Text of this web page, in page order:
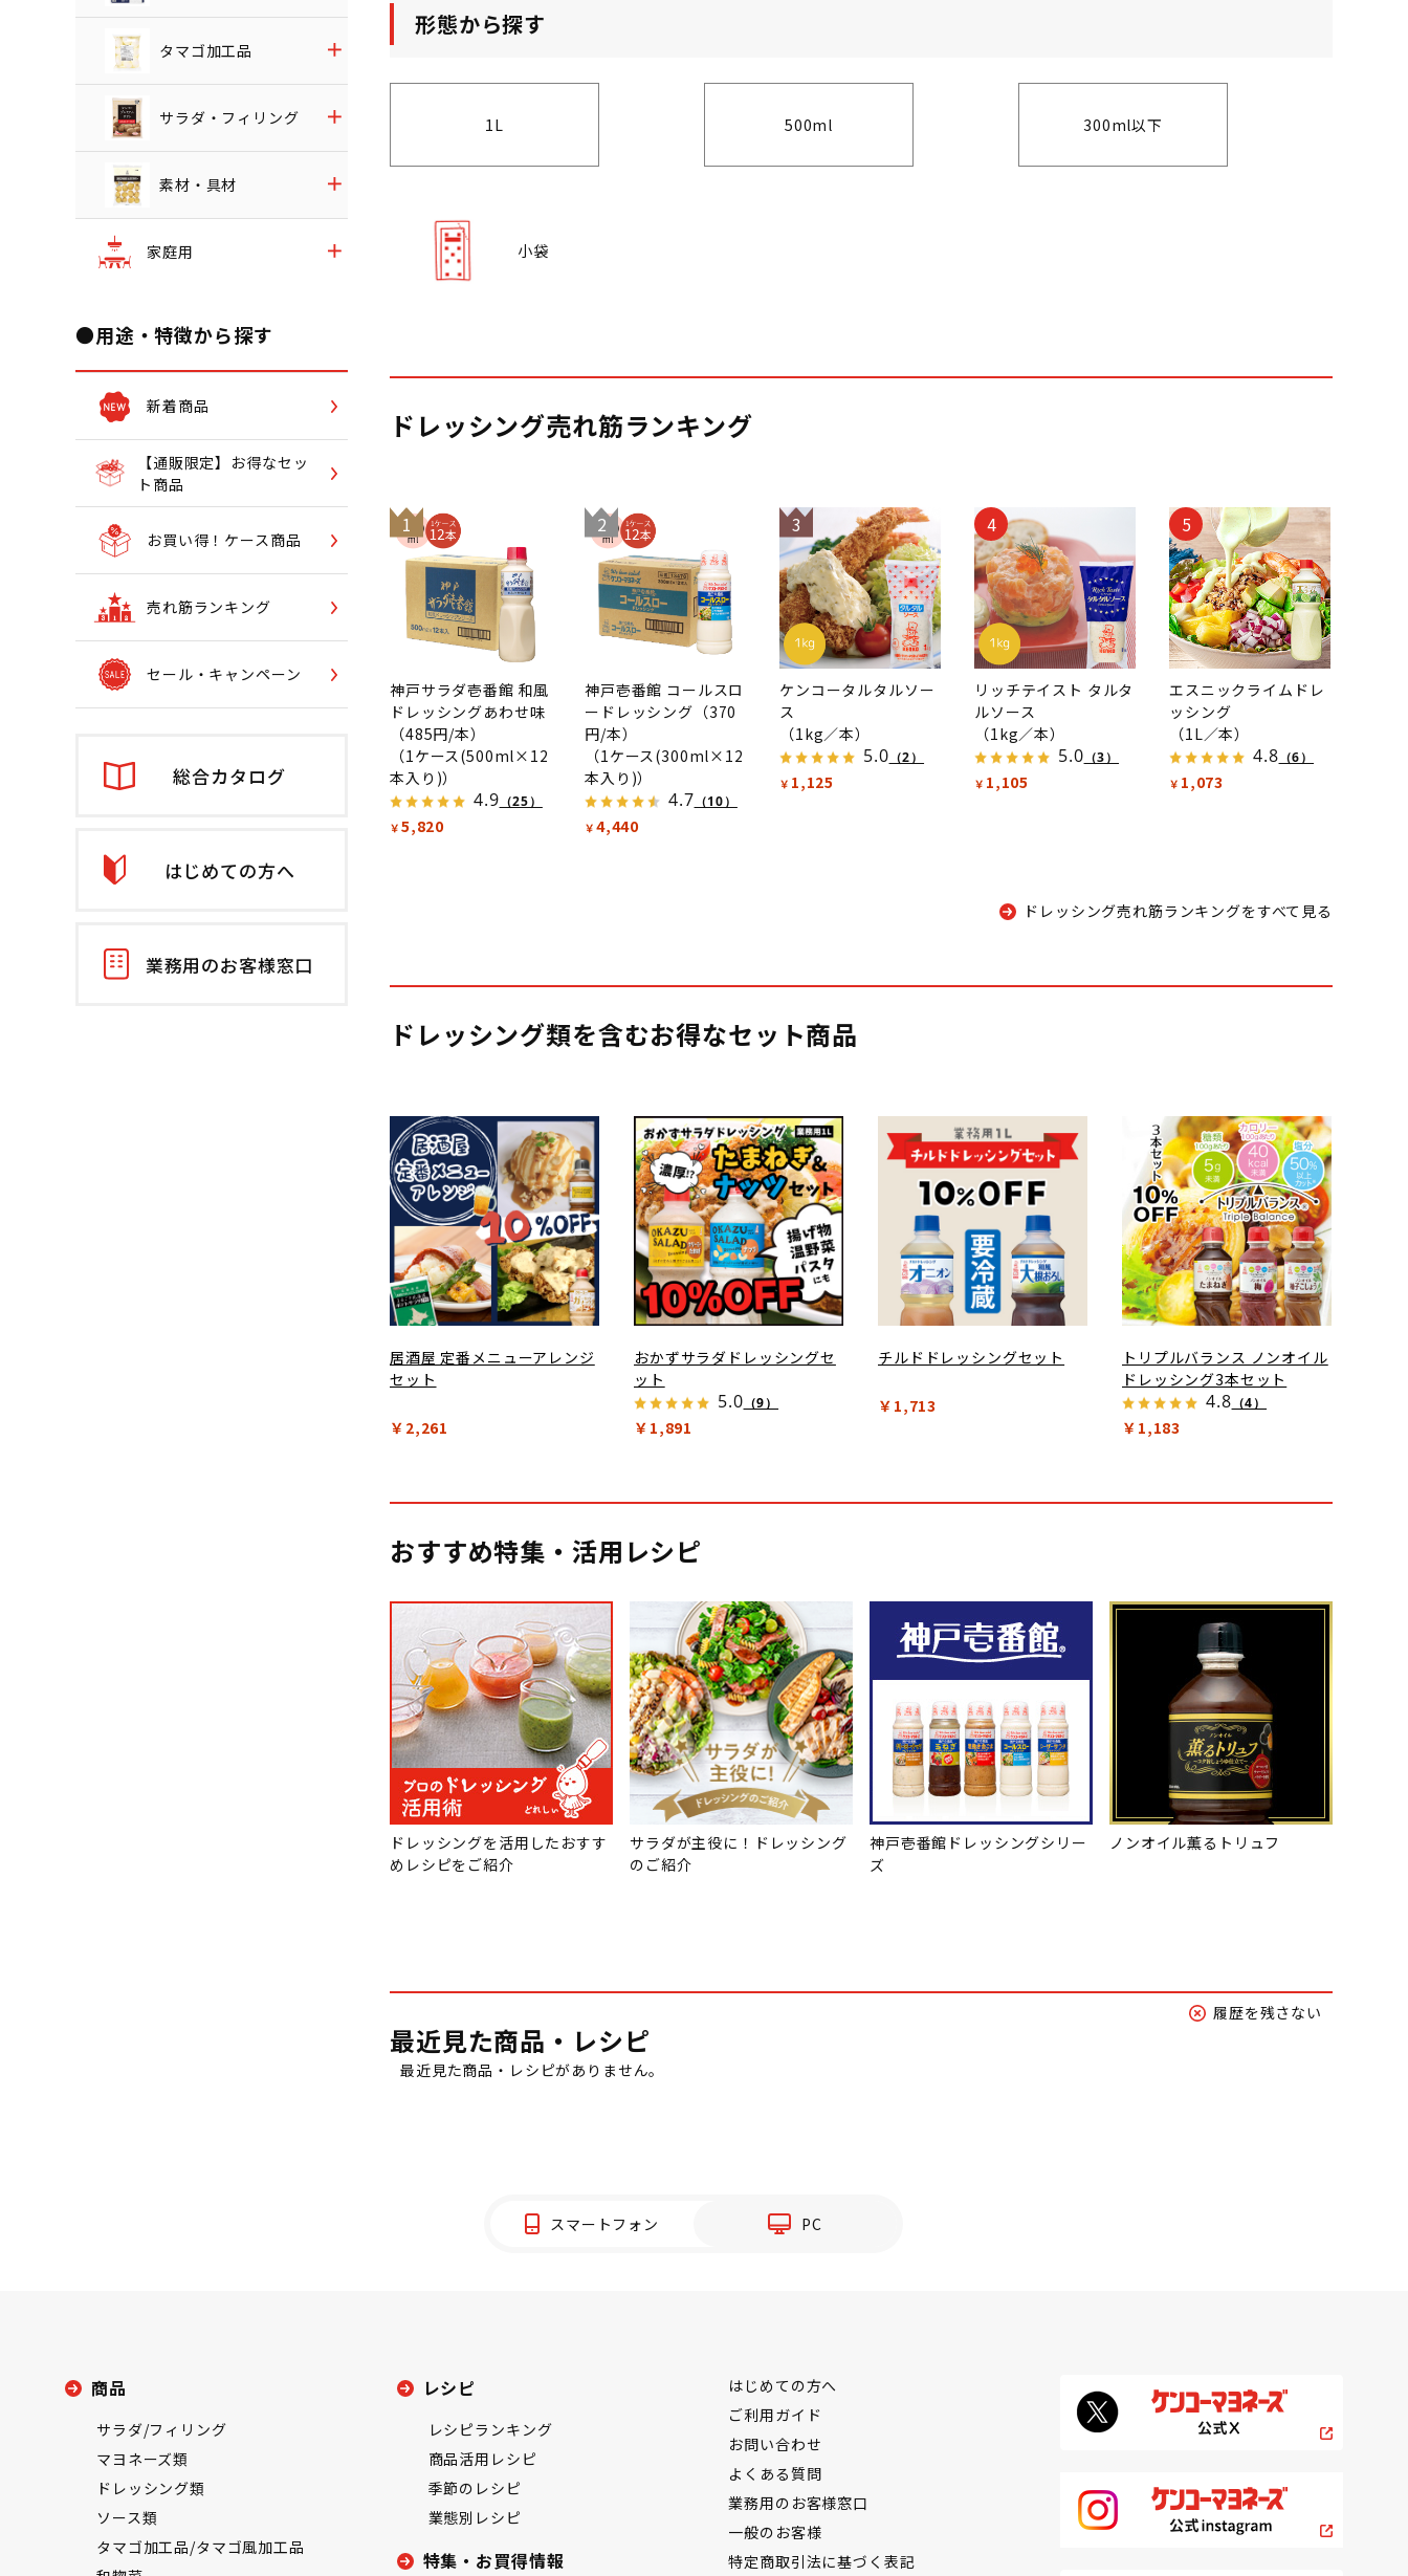
タマゴ加工品
サラダ・フィリング
素材・具材
家庭用
●用途・特徴から探す
新着商品
【通販限定】お得なセッ
ト商品
お買い得！ケース商品
売れ筋ランキング
セール・キャンペーン
総合カタログ
はじめての方へ
業務用のお客様窓口
形態から探す
1L 500ml 300ml以下
小袋
ドレッシング売れ筋ランキング
1
神戸サラダ壱番館 和風
ドレッシングあわせ味
（485円/本）
（1ケース(500ml×12
本入り)）
4.9 （25）
￥ 5,820
2
神戸壱番館 コールスロ
ードレッシング（370
円/本）
（1ケース(300ml×12
本入り)）
4.7 （10）
￥ 4,440
3
ケンコータルタルソー
ス
（1kg／本）
5.0 （2）
￥ 1,125
4
リッチテイスト タルタ
ルソース
（1kg／本）
5.0 （3）
￥ 1,105
5
エスニックライムドレ
ッシング
（1L／本）
4.8 （6）
￥ 1,073
ドレッシング売れ筋ランキングをすべて見る
ドレッシング類を含むお得なセット商品
居酒屋 定番メニューアレンジ
セット
￥2,261
おかずサラダドレッシングセ
ット
5.0 （9）
￥1,891
チルドドレッシングセット
￥1,713
トリプルバランス ノンオイル
ドレッシング3本セット
4.8 （4）
￥1,183
おすすめ特集・活用レシピ
ドレッシングを活用したおすす
めレシピをご紹介
サラダが主役に！ドレッシング
のご紹介
神戸壱番館ドレッシングシリー
ズ
ノンオイル薫るトリュフ
最近見た商品・レシピ
最近見た商品・レシピがありません。
履歴を残さない
スマートフォン PC
商品
サラダ/フィリング
マヨネーズ類
ドレッシング類
ソース類
タマゴ加工品/タマゴ風加工品
レシピ
レシピランキング
商品活用レシピ
季節のレシピ
業態別レシピ
特集・お買得情報
はじめての方へ
ご利用ガイド
お問い合わせ
よくある質問
業務用のお客様窓口
一般のお客様
特定商取引法に基づく表記